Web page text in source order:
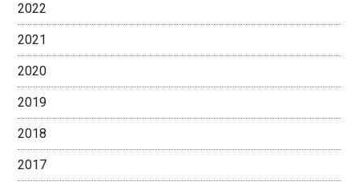
2022
2021
2020
2019
2018
2017